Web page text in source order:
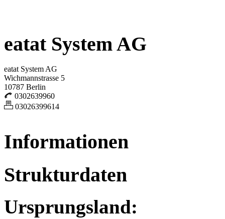
eatat System AG
eatat System AG
Wichmannstrasse 5
10787 Berlin
0302639960
03026399614
Informationen
Strukturdaten
Ursprungsland: